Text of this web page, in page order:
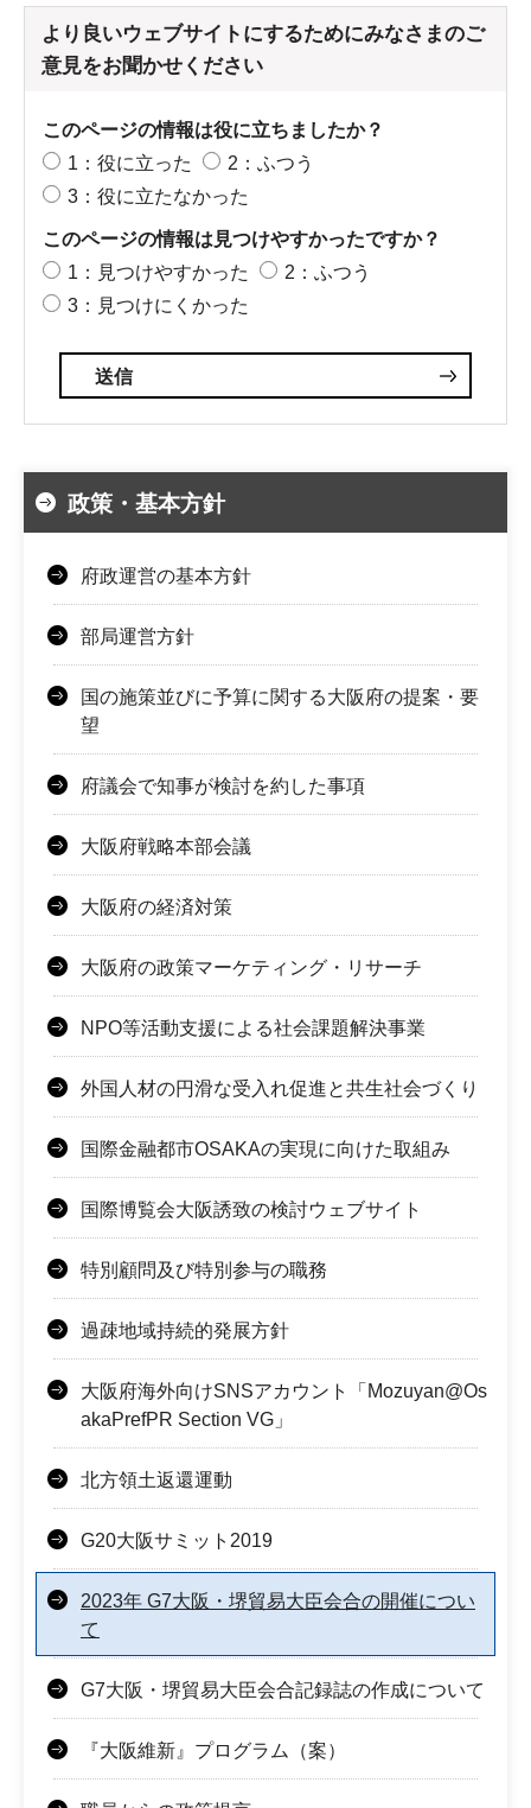
より良いウェブサイトにするためにみなさまのご
意見をお聞かせください
このページの情報は役に立ちましたか？
1：役に立った
2：ふつう
3：役に立たなかった
このページの情報は見つけやすかったですか？
1：見つけやすかった
2：ふつう
3：見つけにくかった
政策・基本方針
府政運営の基本方針
部局運営方針
国の施策並びに予算に関する大阪府の提案・要
望
府議会で知事が検討を約した事項
大阪府戦略本部会議
大阪府の経済対策
大阪府の政策マーケティング・リサーチ
NPO等活動支援による社会課題解決事業
外国人材の円滑な受入れ促進と共生社会づくり
国際金融都市OSAKAの実現に向けた取組み
国際博覧会大阪誘致の検討ウェブサイト
特別顧問及び特別参与の職務
過疎地域持続的発展方針
大阪府海外向けSNSアカウント「Mozuyan@Os
akaPrefPR Section VG」
北方領土返還運動
G20大阪サミット2019
2023年 G7大阪・堺貿易大臣会合の開催につい
て
G7大阪・堺貿易大臣会合記録誌の作成について
『大阪維新』プログラム（案）